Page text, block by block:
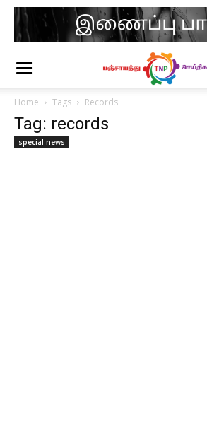
Home Tags Records
Tag: records
special news